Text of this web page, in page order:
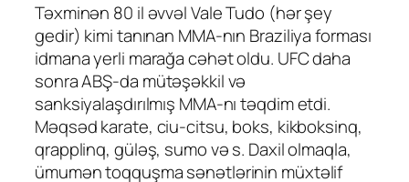
Təxminən 80 il əvvəl Vale Tudo (hər şey
gedir) kimi tanınan MMA-nın Braziliya forması
idmana yerli marağa cəhət oldu. UFC daha
sonra ABŞ-da mütəşəkkil və
sanksiyalaşdırılmış MMA-nı təqdim etdi.
Məqsəd karate, ciu-citsu, boks, kikboksinq,
qrapplinq, güləş, sumo və s. Daxil olmaqla,
ümumən toqquşma sənətlərinin müxtəlif